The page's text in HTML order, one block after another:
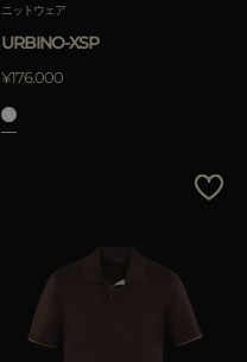
ニットウェア
URBINO-XSP
¥176.000